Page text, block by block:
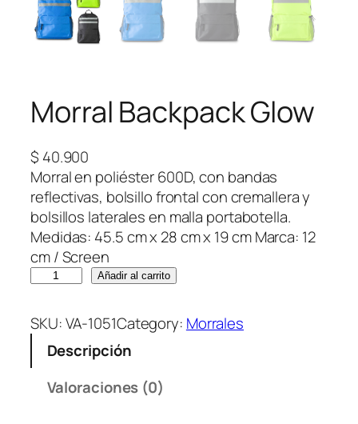
Morral Backpack Glow
$ 40.900
Morral en poliéster 600D, con bandas
reflectivas, bolsillo frontal con cremallera y
bolsillos laterales en malla portabotella.
Medidas: 45.5 cm x 28 cm x 19 cm Marca: 12
cm / Screen
r
r
Añadir al carrito
SKU:VA-1051Category: Morrales
Descripción
Valoraciones (0)